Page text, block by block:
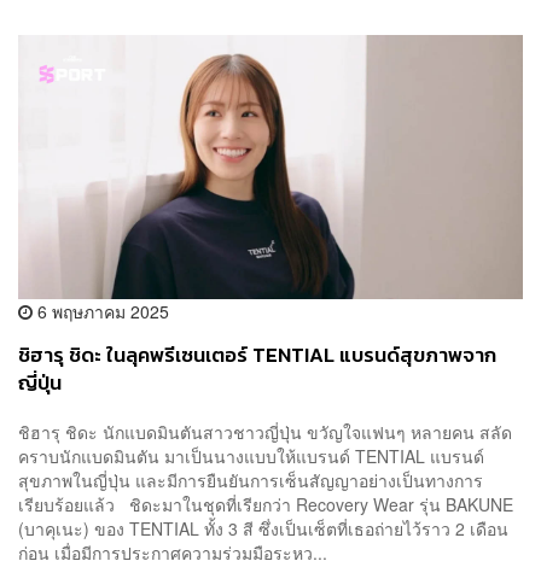
6 พฤษภาคม 2025
ชิฮารุ ชิดะ ในลุคพรีเซนเตอร์ TENTIAL แบรนด์สุขภาพจาก
ญี่ปุ่น
ชิฮารุ ชิดะ นักแบดมินตันสาวชาวญี่ปุ่น ขวัญใจแฟนๆ หลายคน สลัด
คราบนักแบดมินตัน มาเป็นนางแบบให้แบรนด์ TENTIAL แบรนด์
สุขภาพในญี่ปุ่น และมีการยืนยันการเซ็นสัญญาอย่างเป็นทางการ
เรียบร้อยแล้ว ชิดะมาในชุดที่เรียกว่า Recovery Wear รุ่น BAKUNE
(บาคุเนะ) ของ TENTIAL ทั้ง 3 สี ซึ่งเป็นเซ็ตที่เธอถ่ายไว้ราว 2 เดือน
ก่อน เมื่อมีการประกาศความร่วมมือระหว...